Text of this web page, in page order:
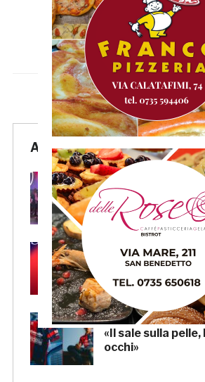
Articoli Recenti
Samb,
«State vicino alla
Stiamo lavorando
Samb, Lorenzo
ufficiale:
prestito dal Napoli
Samb, la maglia
«Il sale sulla pelle,
occhi»